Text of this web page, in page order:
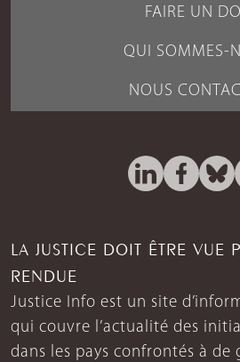
FAIRE UN
QUI SOMMES-
NOUS
LA JUSTICE DOIT ÊTRE VUE
RENDUE
Justice Info est un site
qui couvre l’actualité des
dans les pays confrontés à de